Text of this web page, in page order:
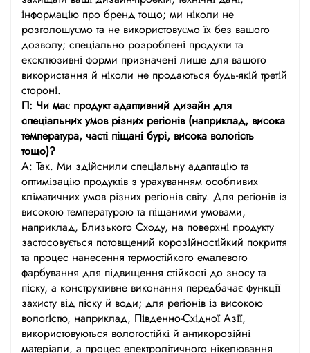
інформацію про бренд тощо; ми ніколи не
розголошуємо та не використовуємо їх без вашого
дозволу; спеціально розроблені продукти та
ексклюзивні форми призначені лише для вашого
використання й ніколи не продаються будь-якій третій
стороні.
П: Чи має продукт адаптивний дизайн для
спеціальних умов різних регіонів (наприклад, висока
температура, часті піщані бурі, висока вологість
тощо)?
А: Так. Ми здійснили спеціальну адаптацію та
оптимізацію продуктів з урахуванням особливих
кліматичних умов різних регіонів світу. Для регіонів із
високою температурою та піщаними умовами,
наприклад, Близького Сходу, на поверхні продукту
застосовується потовщений корозійностійкий покриття
та процес нанесення термостійкого емалевого
фарбування для підвищення стійкості до зносу та
піску, а конструктивне виконання передбачає функції
захисту від піску й води; для регіонів із високою
вологістю, наприклад, Південно-Східної Азії,
використовуються вологостійкі й антикорозійні
матеріали, а процес електролітичного нікелювання